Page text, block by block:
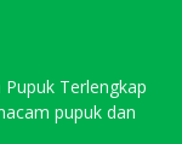
Terlengkap
pupuk dan